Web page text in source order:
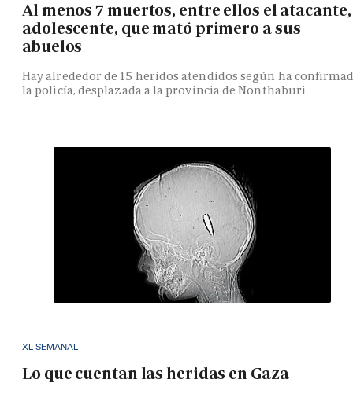
Al menos 7 muertos, entre ellos el atacante,
adolescente, que mató primero a sus
abuelos
Hay alrededor de 15 heridos atendidos según ha
la policía, desplazada a la provincia de Nonthaburi
XL SEMANAL
Lo que cuentan las heridas en Gaza